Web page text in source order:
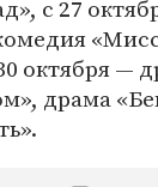
с 27
октября —
драма